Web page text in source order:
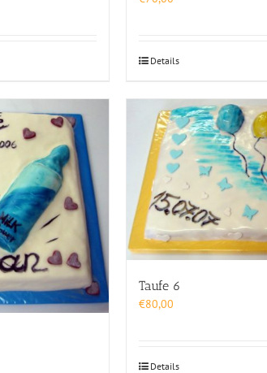
Details
Taufe 6
€80,00
Details